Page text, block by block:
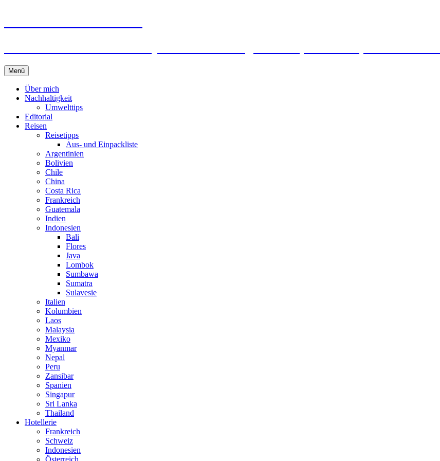
Menü Springe
zum
Inhalt
Über mich
Nachhaltigkeit
Umwelttips
Editorial
Reisen
Reisetipps
Aus- und Einpackliste
Argentinien
Bolivien
Chile
China
Costa Rica
Frankreich
Guatemala
Indien
Indonesien
Bali
Flores
Java
Lombok
Sumbawa
Sumatra
Sulavesie
Italien
Kolumbien
Laos
Malaysia
Mexiko
Myanmar
Nepal
Peru
Zansibar
Spanien
Singapur
Sri Lanka
Thailand
Hotellerie
Frankreich
Schweiz
Indonesien
Österreich